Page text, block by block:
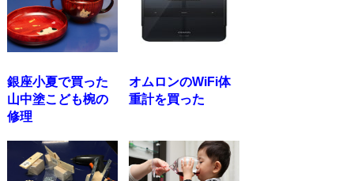
銀座小夏で買った
山中塗こども椀の
修理
オムロンのWiFi体
重計を買った